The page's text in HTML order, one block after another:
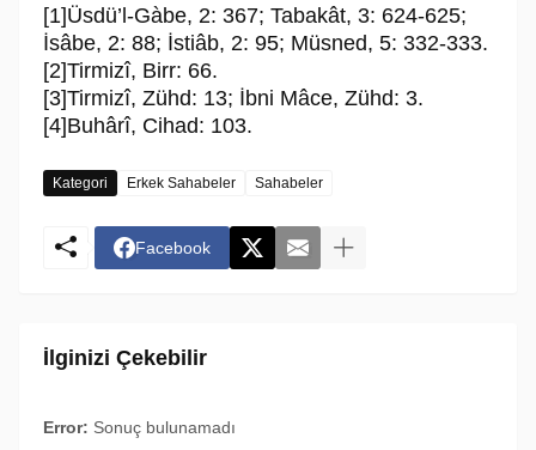
[1]Üsdü’l-Gàbe, 2: 367; Tabakât, 3: 624-625;
İsâbe, 2: 88; İstiâb, 2: 95; Müsned, 5: 332-333.
[2]Tirmizî, Birr: 66.
[3]Tirmizî, Zühd: 13; İbni Mâce, Zühd: 3.
[4]Buhârî, Cihad: 103.
Kategori Erkek Sahabeler Sahabeler
Facebook
İlginizi Çekebilir
Error: Sonuç bulunamadı